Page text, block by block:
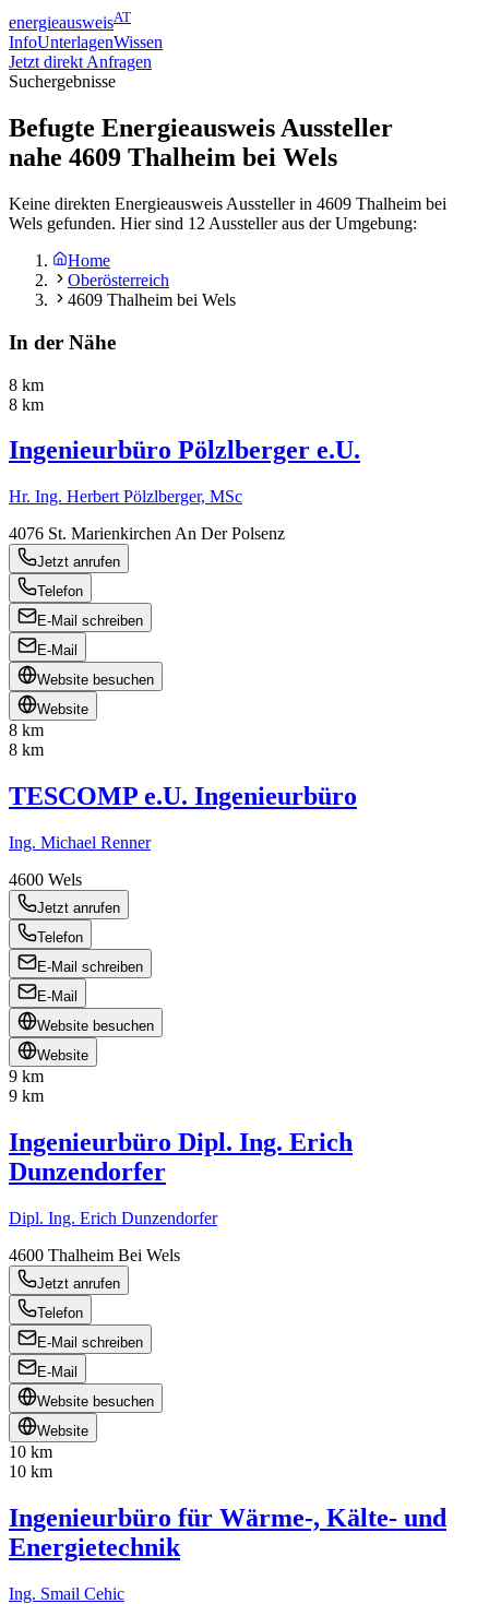
energieausweisAT
InfoUnterlagenWissen
Jetzt direkt Anfragen
Suchergebnisse
Befugte Energieausweis Aussteller
nahe 4609 Thalheim bei Wels
Keine direkten Energieausweis Aussteller in 4609 Thalheim bei
Wels gefunden. Hier sind 12 Aussteller aus der Umgebung:
Home
Oberösterreich
4609 Thalheim bei Wels
In der Nähe
8 km
8 km
Ingenieurbüro Pölzlberger e.U.
Hr. Ing. Herbert Pölzlberger, MSc
4076 St. Marienkirchen An Der Polsenz
Jetzt anrufen
Telefon
E-Mail schreiben
E-Mail
Website besuchen
Website
8 km
8 km
TESCOMP e.U. Ingenieurbüro
Ing. Michael Renner
4600 Wels
Jetzt anrufen
Telefon
E-Mail schreiben
E-Mail
Website besuchen
Website
9 km
9 km
Ingenieurbüro Dipl. Ing. Erich
Dunzendorfer
Dipl. Ing. Erich Dunzendorfer
4600 Thalheim Bei Wels
Jetzt anrufen
Telefon
E-Mail schreiben
E-Mail
Website besuchen
Website
10 km
10 km
Ingenieurbüro für Wärme-, Kälte- und
Energietechnik
Ing. Smail Cehic